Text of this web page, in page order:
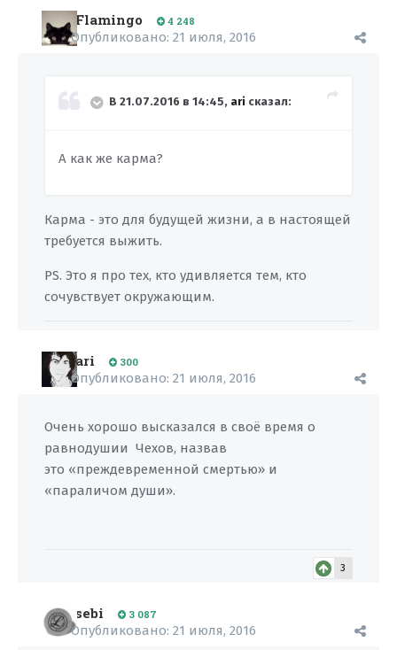
Flamingo 4 248
Опубликовано: 21 июля, 2016
В 21.07.2016 в 14:45, ari сказал:
А как же карма?
Карма - это для будущей жизни, а в настоящей
требуется выжить.
PS. Это я про тех, кто удивляется тем, кто
сочувствует окружающим.
ari 300
Опубликовано: 21 июля, 2016
Очень хорошо высказался в своё время о
равнодушии Чехов, назвав
это «преждевременной смертью» и
«параличом души».
3
sebi 3 087
Опубликовано: 21 июля, 2016